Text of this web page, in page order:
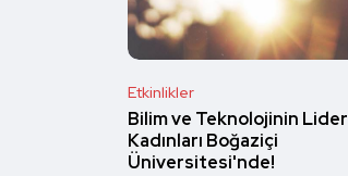
Etkinlikler
Bilim ve Teknolojinin Lider
Kadınları Boğaziçi
Üniversitesi'nde!